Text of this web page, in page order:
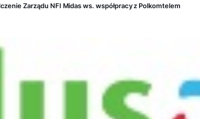
Zarządu NFI Midas ws. współpracy z Polkomtelem